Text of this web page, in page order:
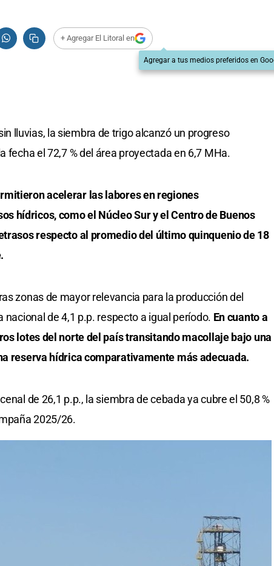
+ Agregar El Litoral en
Agregar a tus medios preferidos en
lluvias, la siembra de trigo alcanzó un progreso
fecha el 72,7 % del área proyectada en 6,7 MHa.
acelerar las labores en regiones
hídricos, como el Núcleo Sur y el Centro de Buenos
respecto al promedio del último quinquenio de 18
zonas de mayor relevancia para la producción del
de 4,1 p.p. respecto a igual período. En cuanto a
lotes del norte del país transitando macollaje bajo una
reserva hídrica comparativamente más adecuada.
de 26,1 p.p., la siembra de cebada ya cubre el 50,8 %
2025/26.